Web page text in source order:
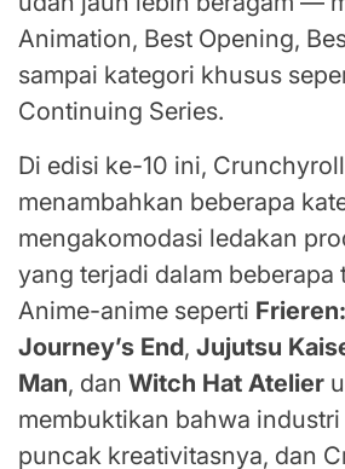
Animation, Best Opening,
sampai kategori khusus
Continuing Series.
Di edisi ke-10 ini,
menambahkan beberapa
mengakomodasi ledakan
yang terjadi dalam beberapa
Anime-anime seperti
Journey’s End, Jujutsu
Man, dan Witch Hat Atelier
membuktikan bahwa
puncak kreativitasnya, dan